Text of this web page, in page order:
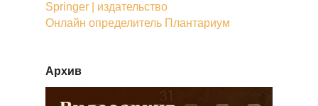
Springer | издательство
Онлайн определитель Плантариум
Архив